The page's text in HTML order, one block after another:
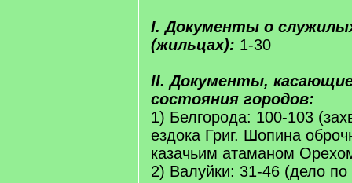
I. Документы о
(жильцах): 1-30
II. Документы,
состояния городов:
1) Белгорода: 100-103
ездока Григ. Шопина
казачьим атаманом
2) Валуйки: 31-46 (дело по